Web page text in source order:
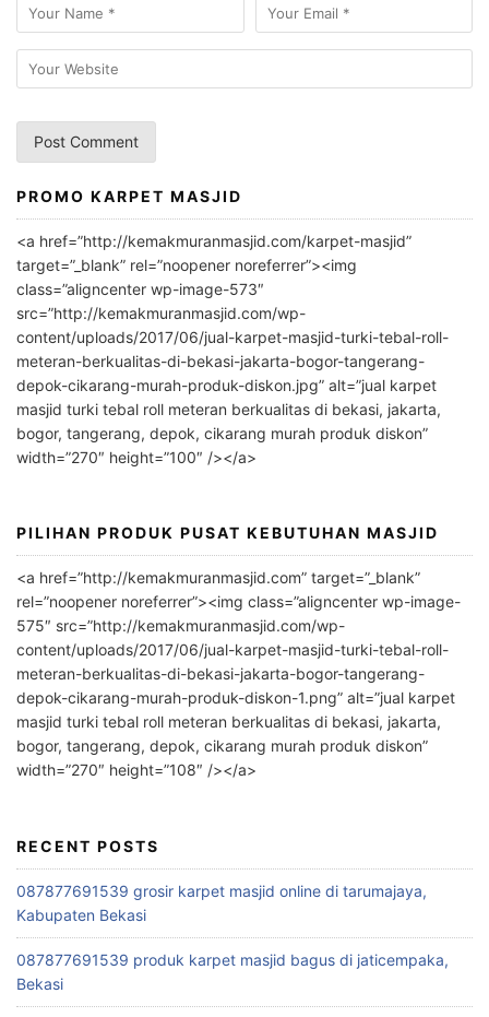
A
l
r
n
a
t
i
v
PROMO KARPET MASJID
<a href=”http://kemakmuranmasjid.com/karpet-masjid”
target=”_blank” rel=”noopener noreferrer”><img
class=”aligncenter wp-image-573″
src=”http://kemakmuranmasjid.com/wp-
content/uploads/2017/06/jual-karpet-masjid-turki-tebal-roll-
meteran-berkualitas-di-bekasi-jakarta-bogor-tangerang-
depok-cikarang-murah-produk-diskon.jpg” alt=”jual karpet
masjid turki tebal roll meteran berkualitas di bekasi, jakarta,
bogor, tangerang, depok, cikarang murah produk diskon”
width=”270″ height=”100″ /></a>
PILIHAN PRODUK PUSAT KEBUTUHAN MASJID
<a href=”http://kemakmuranmasjid.com” target=”_blank”
rel=”noopener noreferrer”><img class=”aligncenter wp-image-
575″ src=”http://kemakmuranmasjid.com/wp-
content/uploads/2017/06/jual-karpet-masjid-turki-tebal-roll-
meteran-berkualitas-di-bekasi-jakarta-bogor-tangerang-
depok-cikarang-murah-produk-diskon-1.png” alt=”jual karpet
masjid turki tebal roll meteran berkualitas di bekasi, jakarta,
bogor, tangerang, depok, cikarang murah produk diskon”
width=”270″ height=”108″ /></a>
RECENT POSTS
087877691539 grosir karpet masjid online di tarumajaya,
Kabupaten Bekasi
087877691539 produk karpet masjid bagus di jaticempaka,
Bekasi